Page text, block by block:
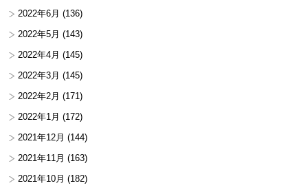
2022年6月 (136)
2022年5月 (143)
2022年4月 (145)
2022年3月 (145)
2022年2月 (171)
2022年1月 (172)
2021年12月 (144)
2021年11月 (163)
2021年10月 (182)